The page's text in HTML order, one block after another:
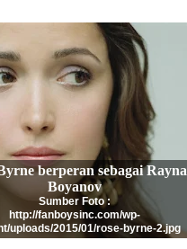
berperan sebagaiRayna
Boyanov
Sumber Foto :
http://fanboysinc.com/wp-
uploads/2015/01/rose-byrne-2.jpg